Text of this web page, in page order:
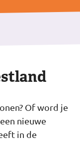
Of word je
nieuwe
in de